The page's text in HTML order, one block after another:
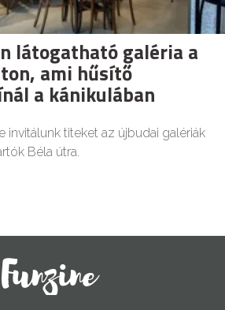
látogatható galéria a
ami hűsítő
a kánikulában
invitálunk titeket az újbudai galériák
Béla útra.